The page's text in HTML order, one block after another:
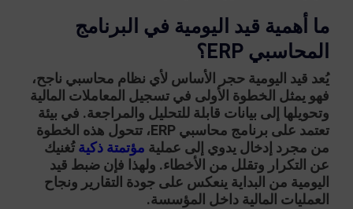
ما أهمية قيد اليومية في البرنامج
المحاسبي ERP؟
يُعد قيد اليومية حجر الأساس لأي نظام محاسبي ناجح،
فهو يمثل الخطوة الأولى في تسجيل المعاملات المالية
وتحويلها إلى بيانات قابلة للتحليل والمراجعة. في بيئة
تعتمد على برنامج محاسبي ERP
، تتحول هذه الخطوة
من مجرد إدخال يدوي إلى عملية مؤتمتة ذكيةتُغنيك
عن التكرار وتقلل من الأخطاء. ولهذا فإن ضبط قيد
اليومية من البداية ينعكس على جودة التقارير ونجاح
العمليات المالية داخل المؤسسة.